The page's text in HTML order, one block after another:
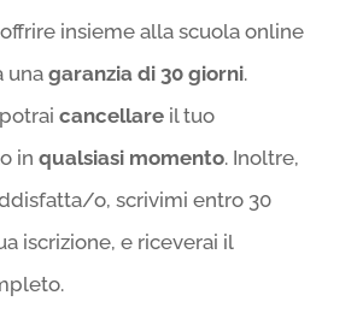
insieme alla scuola online
una garanzia di 30 giorni.
cancellare il tuo
in qualsiasi momento. Inoltre,
o, scrivimi entro 30
iscrizione, e riceverai il